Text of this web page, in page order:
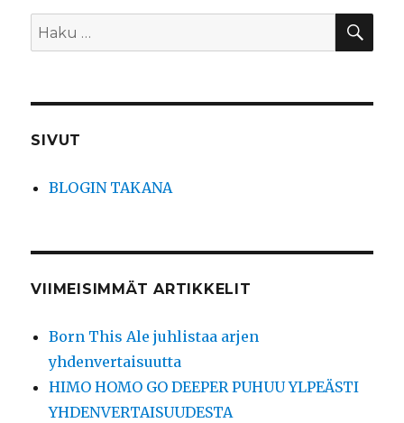
Etsi:
SIVUT
BLOGIN TAKANA
VIIMEISIMMÄT ARTIKKELIT
Born This Ale juhlistaa arjen
yhdenvertaisuutta
HIMO HOMO GO DEEPER PUHUU YLPEÄSTI
YHDENVERTAISUUDESTA